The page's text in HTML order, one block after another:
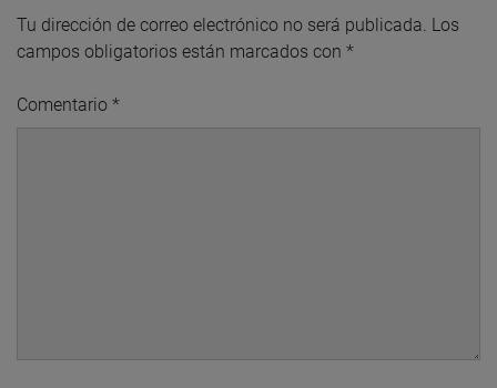
Tu dirección de correo electrónico no será publicada. Los
campos obligatorios están marcados con *
Comentario *